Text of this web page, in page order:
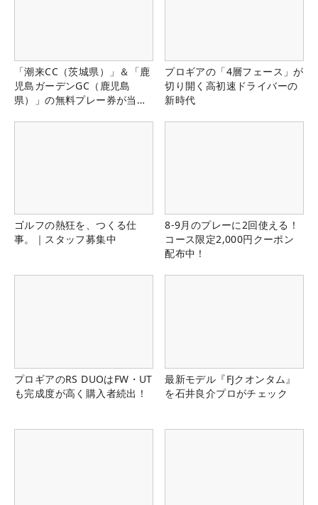
「潮来CC（茨城県）」＆「鹿
児島ガーデンGC（鹿児島
県）」の無料プレー券が当た
プロギアの「4層フェース」が
切り開く高初速ドライバーの
新時代
ゴルフの熱狂を、つくる仕
事。｜スタッフ募集中
8-9月のプレーに2回使える！
コース限定2,000円クーポン
配布中！
プロギアのRS DUOはFW・UT
も完成度が高く購入者続出！
最新モデル『FJクオンタム』
を石井良介プロがチェック